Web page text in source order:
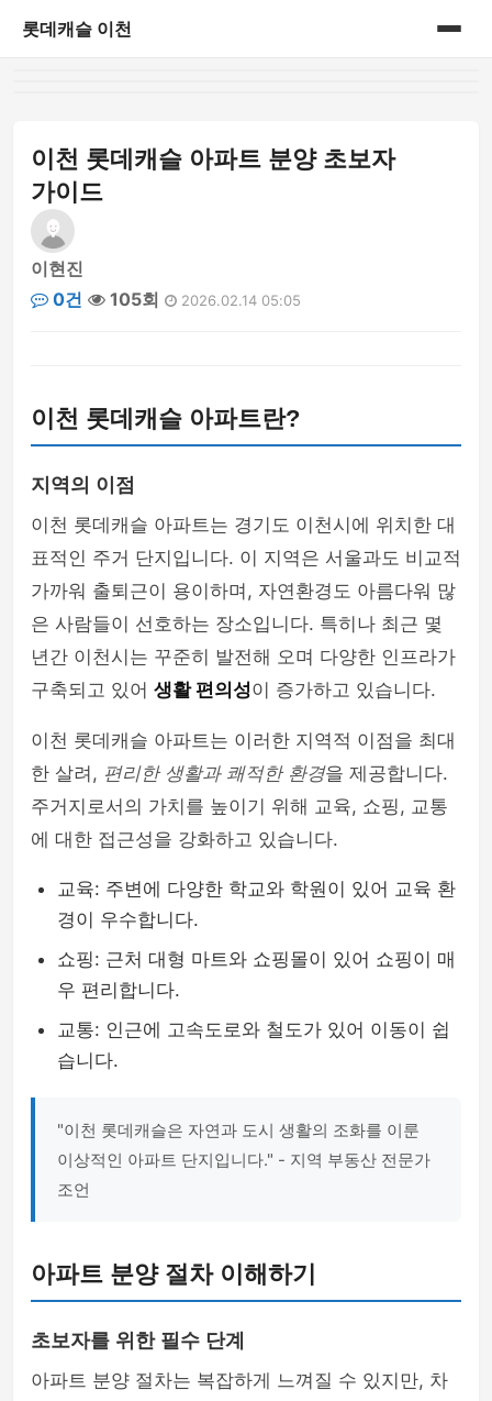
롯데캐슬 이천
이천 롯데캐슬 아파트 분양 초보자
가이드
이현진
0건
105회 2026.02.14 05:05
이천 롯데캐슬 아파트란?
지역의 이점
이천 롯데캐슬 아파트는 경기도 이천시에 위치한 대
표적인 주거 단지입니다. 이 지역은 서울과도 비교적
가까워 출퇴근이 용이하며, 자연환경도 아름다워 많
은 사람들이 선호하는 장소입니다. 특히나 최근 몇
년간 이천시는 꾸준히 발전해 오며 다양한 인프라가
구축되고 있어 생활 편의성이 증가하고 있습니다.
이천 롯데캐슬 아파트는 이러한 지역적 이점을 최대
한 살려, 편리한 생활과 쾌적한 환경을 제공합니다.
주거지로서의 가치를 높이기 위해 교육, 쇼핑, 교통
에 대한 접근성을 강화하고 있습니다.
교육: 주변에 다양한 학교와 학원이 있어 교육 환
경이 우수합니다.
쇼핑: 근처 대형 마트와 쇼핑몰이 있어 쇼핑이 매
우 편리합니다.
교통: 인근에 고속도로와 철도가 있어 이동이 쉽
습니다.
"이천 롯데캐슬은 자연과 도시 생활의 조화를 이룬
이상적인 아파트 단지입니다." - 지역 부동산 전문가
조언
아파트 분양 절차 이해하기
초보자를 위한 필수 단계
아파트 분양 절차는 복잡하게 느껴질 수 있지만, 차